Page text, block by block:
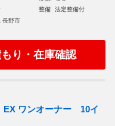
整備
法定整備付
長野市
もり・在庫確認
EX ワンオーナー 10イ